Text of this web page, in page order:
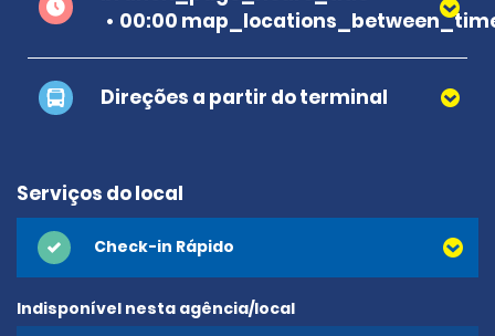
00:00
Direções a partir do terminal
Serviços do local
Check-in Rápido
Indisponível nesta agência/local